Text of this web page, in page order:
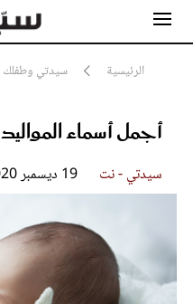
الرئيسية سيدتي وطفلك
أجمل أسماء المواليد
سيدتي - نت 19 ديسمبر 2020
مشاهير
أناقة
جمال
صحة ورشاقة